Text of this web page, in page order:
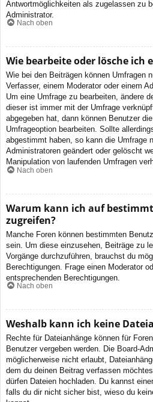
Antwortmöglichkeiten als zugelassen zu
Administrator.
Nach oben
Wie bearbeite oder lösche ich
Wie bei den Beiträgen können Umfragen
Verfasser, einem Moderator oder einem
Um eine Umfrage zu bearbeiten, ändere
dieser ist immer mit der Umfrage
abgegeben hat, dann können Benutzer
Umfrageoption bearbeiten. Sollte
abgestimmt haben, so kann die Umfrage
Administratoren geändert oder gelöscht
Manipulation von laufenden Umfragen
Nach oben
Warum kann ich auf
zugreifen?
Manche Foren können bestimmten
sein. Um diese einzusehen, Beiträge zu
Vorgänge durchzuführen, brauchst du
Berechtigungen. Frage einen Moderator
entsprechenden Berechtigungen.
Nach oben
Weshalb kann ich keine
Rechte für Dateianhänge können für
Benutzer vergeben werden. Die Board-
möglicherweise nicht erlaubt,
dem du deinen Beitrag verfassen
dürfen Dateien hochladen. Du kannst
falls du dir nicht sicher bist, wieso du